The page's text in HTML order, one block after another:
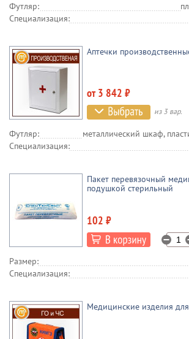
Футляр:
Специализация:
Аптечки
от 3 842 ₽
из 3 вар.
Футляр:
металлический шкаф,
Специализация:
Пакет перевязочный
подушкой стерильный
102 ₽
Размер:
Специализация:
Медицинские изделия